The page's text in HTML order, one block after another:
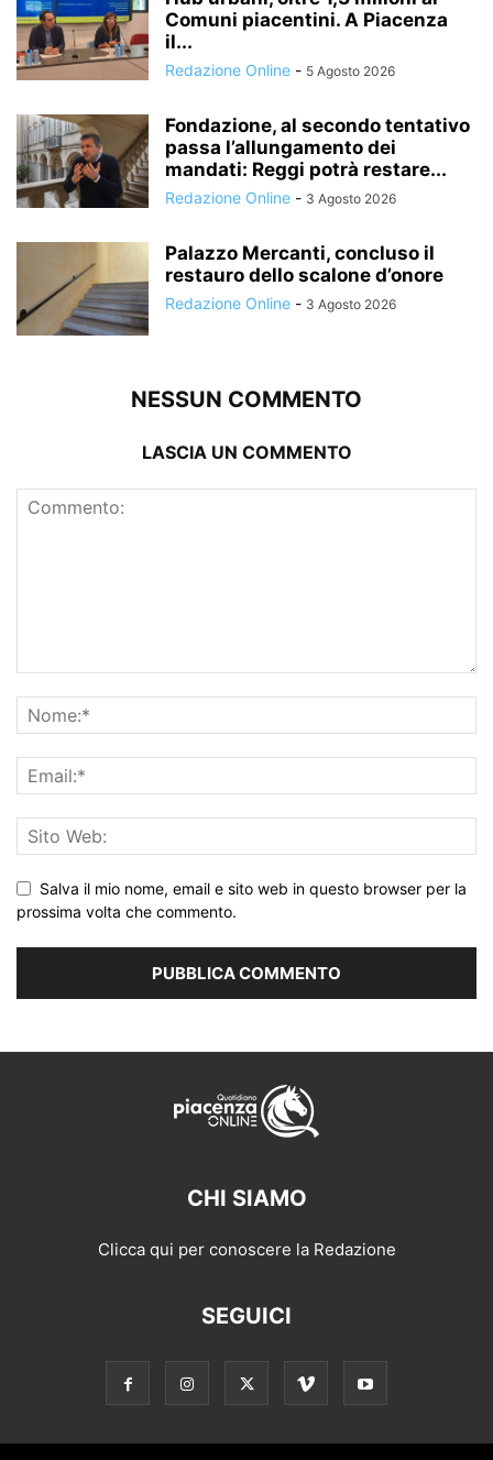
Comuni piacentini. A Piacenza
il...
Redazione Online - 5 Agosto 2026
Fondazione, al secondo tentativo
passa l’allungamento dei
mandati: Reggi potrà restare...
Redazione Online - 3 Agosto 2026
Palazzo Mercanti, concluso il
restauro dello scalone d’onore
Redazione Online - 3 Agosto 2026
NESSUN COMMENTO
LASCIA UN COMMENTO
Salva il mio nome, email e sito web in questo browser per la
prossima volta che commento.
CHI SIAMO
Clicca qui per conoscere la Redazione
SEGUICI